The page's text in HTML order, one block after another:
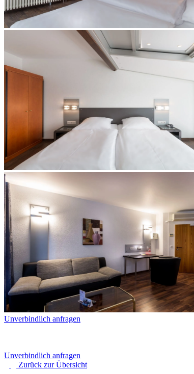
Unverbindlich anfragen
Unverbindlich anfragen
Zurück zurÜbersicht